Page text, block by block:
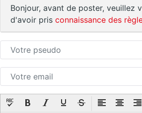
Bonjour, avant de poster, veuillez
d'avoir pris connaissance des